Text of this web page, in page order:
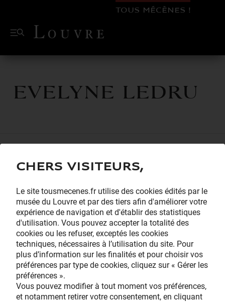
TOUS MÉCÈNES !
Evelyne Ledru
Avec le mécénat
exceptionnel de
Chers visiteurs,
Le site tousmecenes.fr utilise des cookies édités par le
musée du Louvre et par des tiers afin d'améliorer votre
expérience de navigation et d'établir des statistiques
d'utilisation. Vous pouvez accepter la totalité des
cookies ou les refuser, exceptés les cookies
techniques, nécessaires à l’utilisation du site. Pour
plus d’information sur les finalités et pour choisir vos
préférences par type de cookies, cliquez sur « Gérer les
préférences ».
Vous pouvez modifier à tout moment vos préférences,
et notamment retirer votre consentement, en cliquant